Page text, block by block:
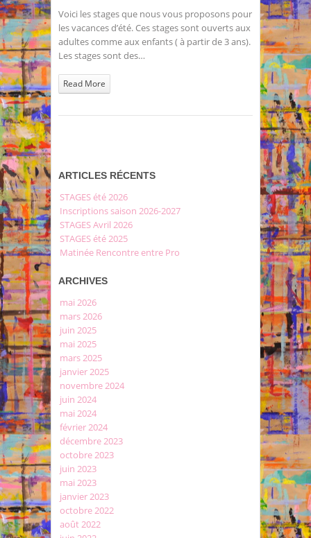
été
Voici les stages que nous vous proposons pour
les vacances d’été. Ces stages sont ouverts aux
adultes comme aux enfants ( à partir de 3 ans).
Les stages sont des…
Read More
ARTICLES RÉCENTS
STAGES été 2026
Inscriptions saison 2026-2027
STAGES Avril 2026
STAGES été 2025
Matinée Rencontre entre Pro
ARCHIVES
mai 2026
mars 2026
juin 2025
mai 2025
mars 2025
janvier 2025
novembre 2024
juin 2024
mai 2024
février 2024
décembre 2023
octobre 2023
juin 2023
mai 2023
janvier 2023
octobre 2022
août 2022